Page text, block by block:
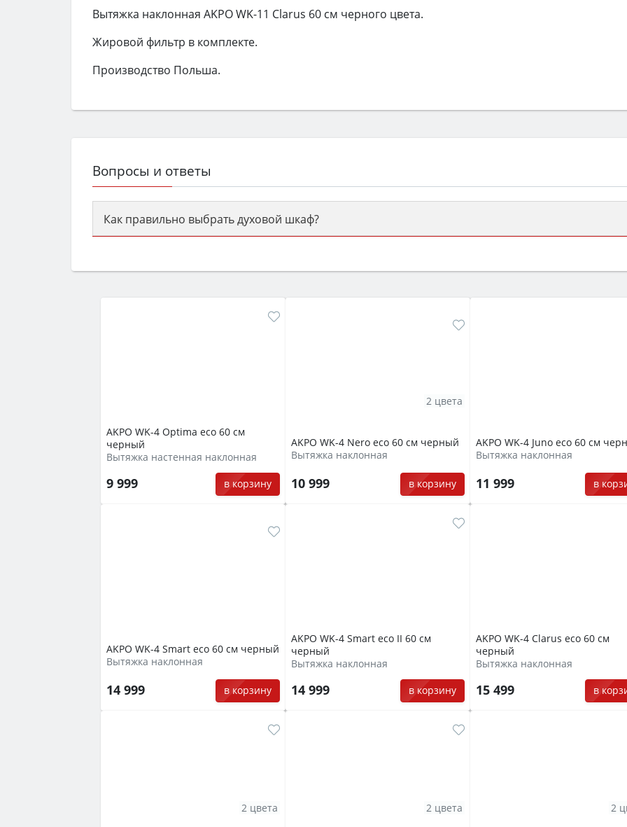
Вытяжка наклонная AKPO WK-11 Clarus 60 см черного цвета.
Жировой фильтр в комплекте.
Производство Польша.
Вопросы и ответы
Как правильно выбрать духовой шкаф?
семьи, класс энергопотребления не ниже A и нужные функции (конвекция, гриль,
AKPO WK-4 Optima eco 60 см
черный
Вытяжка настенная наклонная
9 999 в корзину
AKPO WK-4 Nero eco 60 см черный
Вытяжка наклонная
10 999 в корзину
2 цвета
AKPO WK-4 Juno eco 60 см
Вытяжка наклонная
11 999 в
AKPO WK-4 Smart eco 60 см черный
Вытяжка наклонная
14 999 в корзину
AKPO WK-4 Smart eco II 60 см
черный
Вытяжка наклонная
14 999 в корзину
AKPO WK-4 Clarus eco 60 см
черный
Вытяжка наклонная
15 499 в
2 цвета 2 цвета 2